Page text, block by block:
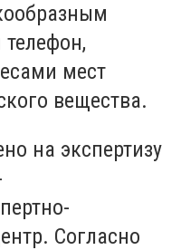
мест
вещества.
на экспертизу
Согласно